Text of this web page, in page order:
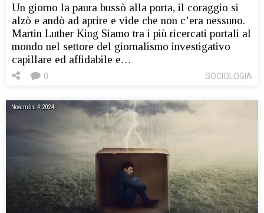
Un giorno la paura bussò alla porta, il coraggio si
alzò e andò ad aprire e vide che non c’era nessuno.
Martin Luther King Siamo tra i più ricercati portali al
mondo nel settore del giornalismo investigativo
capillare ed affidabile e…
SOCIOLOGIA
0
Novembre 4, 2024